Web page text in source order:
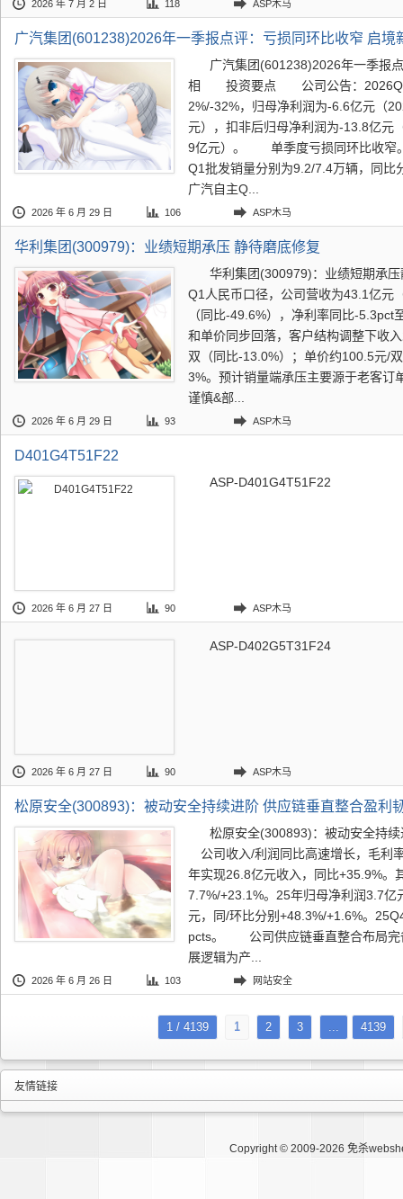
2026 年 7 月 2 日 118 ASP木马
广汽集团(601238)2026年一季报点评：亏损同环比收窄 启境
广汽集团(601238)2026年一季报
相 投资要点 公司公告：2026Q1
2%/-32%，归母净利润为-6.6亿元（
元），扣非后归母净利润为-13.8亿元
9亿元）。 单季度亏损同环比收窄
Q1批发销量分别为9.2/7.4万辆，同比
广汽自主Q...
2026 年 6 月 29 日 106 ASP木马
华利集团(300979)：业绩短期承压 静待磨底修复
华利集团(300979)：业绩短期
Q1人民币口径，公司营收为43.1亿元
（同比-49.6%），净利率同比-
和单价同步回落，客户结构调整下收
双（同比-13.0%）；单价约100.5元/
3%。预计销量端承压主要源于老客订
谨慎&部...
2026 年 6 月 29 日 93 ASP木马
D401G4T51F22
ASP-D401G4T51F22
2026 年 6 月 27 日 90 ASP木马
ASP-D402G5T31F24
2026 年 6 月 27 日 90 ASP木马
松原安全(300893)：被动安全持续进阶 供应链垂直整合盈利
松原安全(300893)：被动安全持
公司收入/利润同比高速增长，毛利
年实现26.8亿元收入，同比+35.9%。
7.7%/+23.1%。25年归母净利润3.7
元，同/环比分别+48.3%/+1.6%。
pcts。 公司供应链垂直整合布局完
展逻辑为产...
2026 年 6 月 26 日 103 网站安全
1 / 4139 1 2 3 ... 4139
友情链接
Copyright © 2009-2026 免杀